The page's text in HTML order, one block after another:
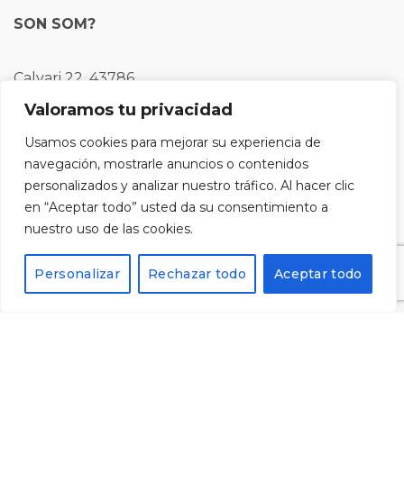
Valoramos tu privacidad
Usamos cookies para mejorar su experiencia de
navegación, mostrarle anuncios o contenidos
personalizados y analizar nuestro tráfico. Al hacer clic
en “Aceptar todo” usted da su consentimiento a
nuestro uso de las cookies.
Personalizar Rechazar todo Aceptar todo
SON SOM?
Calvari 22, 43786
Batea, Tarragona
Tel: 977430109